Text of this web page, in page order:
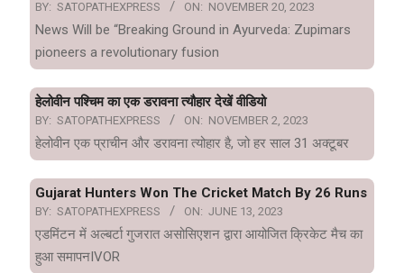
BY: SATOPATHEXPRESS ON: NOVEMBER 20, 2023
News Will be “Breaking Ground in Ayurveda: Zupimars
pioneers a revolutionary fusion
हेलोवीन पश्चिम का एक डरावना त्यौहार देखें वीडियो
BY: SATOPATHEXPRESS ON: NOVEMBER 2, 2023
हेलोवीन एक प्राचीन और डरावना त्योहार है, जो हर साल 31 अक्टूबर
Gujarat Hunters Won The Cricket Match By 26 Runs
BY: SATOPATHEXPRESS ON: JUNE 13, 2023
एडमिंटन में अल्बर्टा गुजरात असोसिएशन द्वारा आयोजित क्रिकेट मैच का
हुआ समापनIVOR